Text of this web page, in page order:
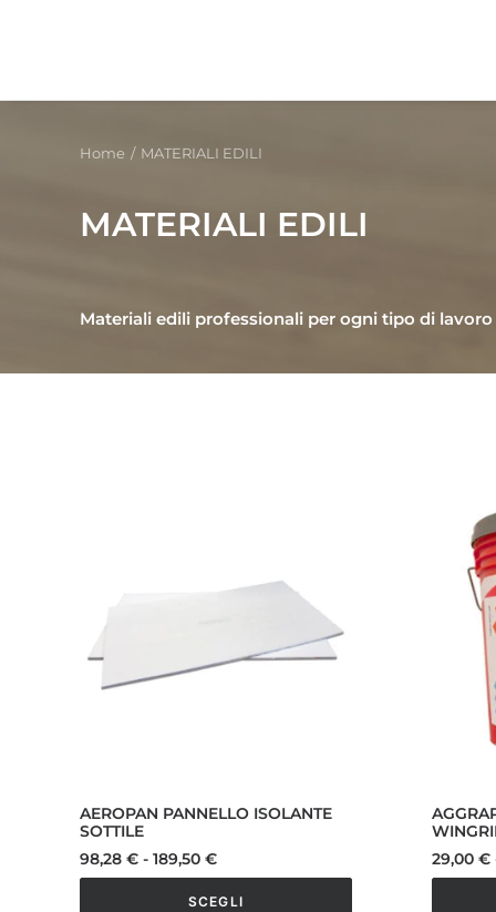
Home MATERIALI EDILI
MATERIALI EDILI
Materiali edili professionali per ogni tipo di lavoro
AEROPAN PANNELLO ISOLANTE
SOTTILE
98,28 € - 189,50 €Fascia
di
prezzo:
SCEGLI
29,00 €